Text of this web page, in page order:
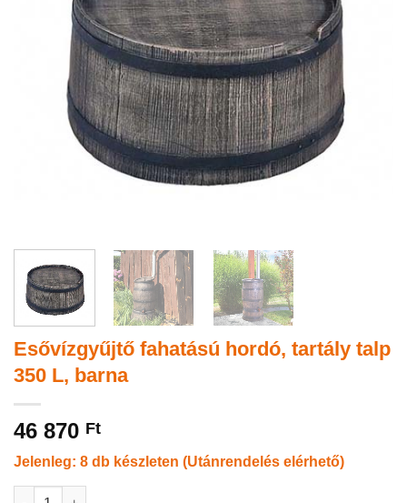
Esővízgyűjtő fahatású hordó, tartály talp
350 L, barna
46 870 Ft
Jelenleg: 8 db készleten (Utánrendelés elérhető)
Esővízgyűjtő fahatású hordó, tartály talp 350 L, barna